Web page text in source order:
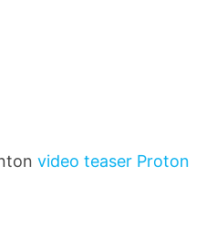
video teaser Proton